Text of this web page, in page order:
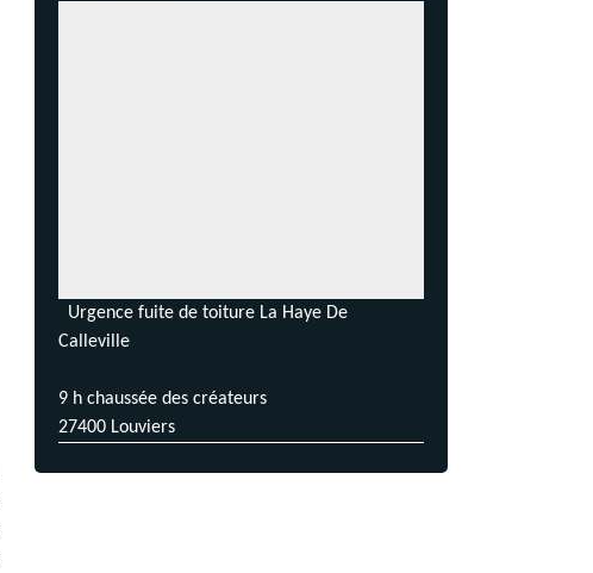
Urgence fuite de toiture La Haye De
Calleville
9 h chaussée des créateurs
27400 Louviers